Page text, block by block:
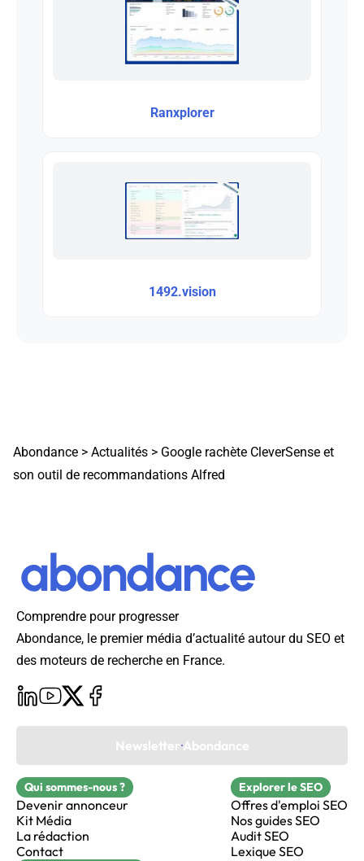
Ranxplorer
1492.vision
Abondance > Actualités > Google rachète CleverSense et
son outil de recommandations Alfred
Comprendre pour progresser
Abondance, le premier média d’actualité autour du SEO et
des moteurs de recherche en France.
Newsletter Abondance
Qui sommes-nous ?
Devenir annonceur
Kit Média
La rédaction
Contact
Explorer le SEO
Offres d'emploi SEO
Nos guides SEO
Audit SEO
Lexique SEO